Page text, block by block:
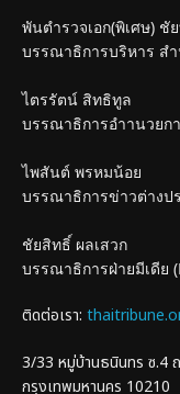
พันตำรวจเอก(พิเศษ)
บรรณาธิการบริหาร ส
ไตรรัตน์ สิทธิทูล
บรรณาธิการอำานวยก
ไพสันต์ พรหมน้อย
บรรณาธิการข่าวต่างป
ชัยสิทธิ์ ผลเสวก
บรรณาธิการฝ่ายมีเดีย
ติดต่อเรา:
3/33 หมู่บ้านธนินทร ซ.4
กรุงเทพมหานคร 10210